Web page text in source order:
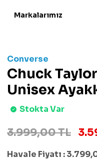
Markalarımız
Converse
Chuck
Unisex
Stokta Var
3.999,00 TL
Havale Fiyatı :